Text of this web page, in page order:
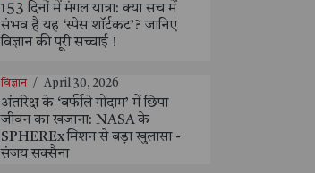
153 दिनों में मंगल यात्रा: क्या सच में
संभव है यह ‘स्पेस शॉर्टकट’? जानिए
विज्ञान की पूरी सच्चाई !
विज्ञान / April 30, 2026
अंतरिक्ष के ‘बर्फीले गोदाम’ में छिपा
जीवन का खजाना: NASA के
SPHEREx मिशन से बड़ा खुलासा -
संजय सक्सैना